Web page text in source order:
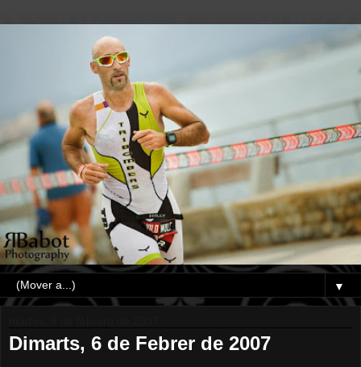
▼
Dimarts, 6 de Febrer de 2007